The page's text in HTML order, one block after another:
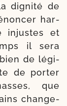
digni­té de
har­
injustes et
il sera
bien de légi­
de por­ter
que
chan­ge­